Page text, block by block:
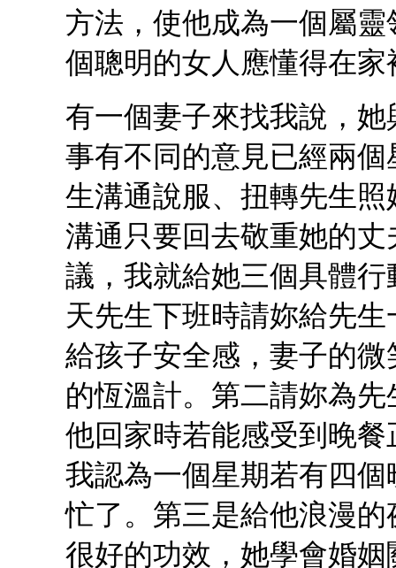
方法，使他成為一個屬
個聰明的女人應懂得在
有一個妻子來找我說，
事有不同的意見已經兩
生溝通說服、扭轉先生
溝通只要回去敬重她的
議，我就給她三個具體
天先生下班時請妳給先
給孩子安全感，妻子的
的恆溫計。第二請妳為
他回家時若能感受到晚
我認為一個星期若有四
忙了。第三是給他浪漫
很好的功效，她學會婚